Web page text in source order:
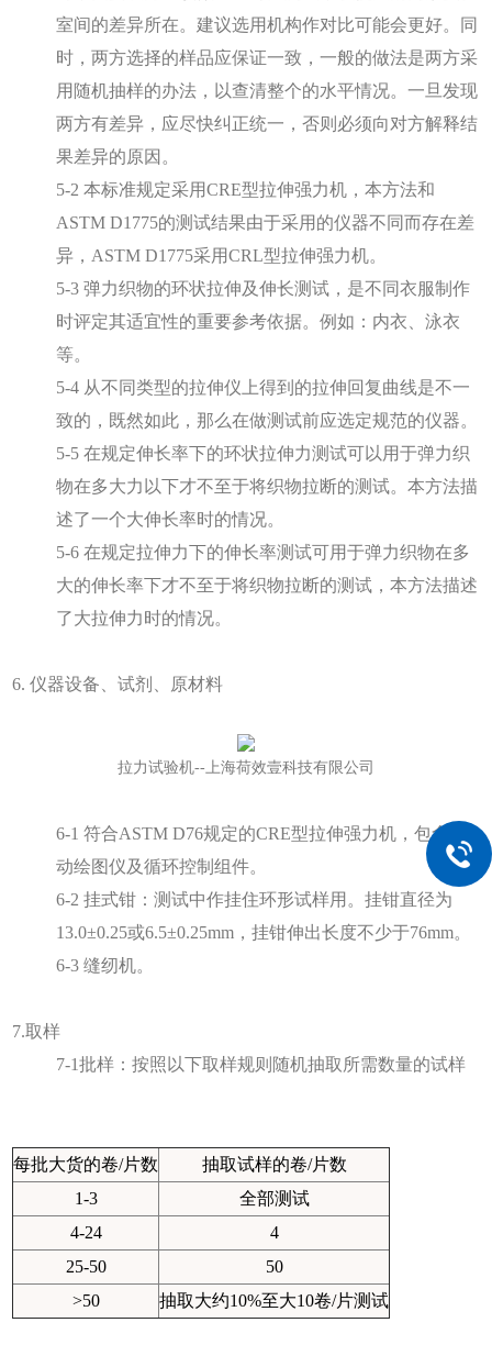
室间的差异所在。建议选用机构作对比可能会更好。同
时，两方选择的样品应保证一致，一般的做法是两方采
用随机抽样的办法，以查清整个的水平情况。一旦发现
两方有差异，应尽快纠正统一，否则必须向对方解释结
果差异的原因。
5-2 本标准规定采用CRE型拉伸强力机，本方法和
ASTM D1775的测试结果由于采用的仪器不同而存在差
异，ASTM D1775采用CRL型拉伸强力机。
5-3 弹力织物的环状拉伸及伸长测试，是不同衣服制作
时评定其适宜性的重要参考依据。例如：内衣、泳衣
等。
5-4 从不同类型的拉伸仪上得到的拉伸回复曲线是不一
致的，既然如此，那么在做测试前应选定规范的仪器。
5-5 在规定伸长率下的环状拉伸力测试可以用于弹力织
物在多大力以下才不至于将织物拉断的测试。本方法描
述了一个大伸长率时的情况。
5-6 在规定拉伸力下的伸长率测试可用于弹力织物在多
大的伸长率下才不至于将织物拉断的测试，本方法描述
了大拉伸力时的情况。
6. 仪器设备、试剂、原材料
拉力试验机--上海荷效壹科技有限公司
6-1 符合ASTM D76规定的CRE型拉伸强力机，包含自
动绘图仪及循环控制组件。
6-2 挂式钳：测试中作挂住环形试样用。挂钳直径为
13.0±0.25或6.5±0.25mm，挂钳伸出长度不少于76mm。
6-3 缝纫机。
7.取样
7-1批样：按照以下取样规则随机抽取所需数量的试样
每批大货的卷/片数
抽取试样的卷/片数
1-3
全部测试
4-24
4
25-50
50
>50
抽取大约10%至大10卷/片测试